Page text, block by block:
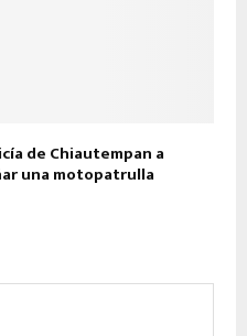
de Chiautempan a
una motopatrulla